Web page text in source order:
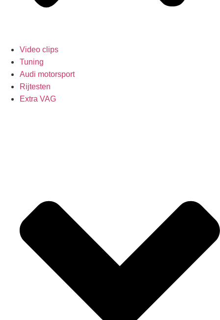
Video clips
Tuning
Audi motorsport
Rijtesten
Extra VAG